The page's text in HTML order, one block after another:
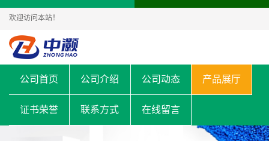
欢迎访问本站！
公司首页 公司介绍 公司动态 产品展厅
证书荣誉 联系方式 在线留言